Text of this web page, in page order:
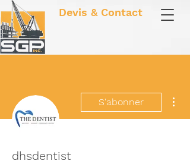
Devis & Contact
S'abonner
dhsdentist